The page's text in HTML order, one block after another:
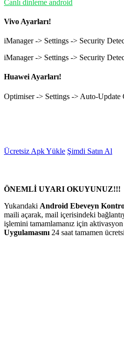
Canlı dinleme android
Vivo Ayarları!
iManager -> Settings -> Security
iManager -> Settings -> Security
Huawei Ayarları!
Optimiser -> Settings -> Auto-Update
Ücretsiz Apk Yükle Şimdi Satın Al
ÖNEMLİ UYARI OKUYUNUZ!!!
Yukarıdaki Android Ebeveyn
maili açarak, mail içerisindeki
işlemini tamamlamanız için
Uygulamasını24 saat tamamen